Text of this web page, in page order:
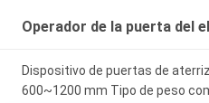
Operador de la puerta del
Dispositivo de puertas de
600~1200 mm Tipo de peso